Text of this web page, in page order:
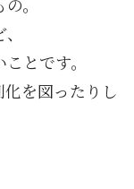
。
とです。
を図ったりし